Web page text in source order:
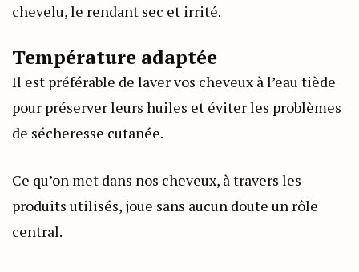
chevelu, le rendant sec et irrité.
Température adaptée
Il est préférable de laver vos cheveux à l’eau tiède
pour préserver leurs huiles et éviter les problèmes
de sécheresse cutanée.
Ce qu’on met dans nos cheveux, à travers les
produits utilisés, joue sans aucun doute un rôle
central.